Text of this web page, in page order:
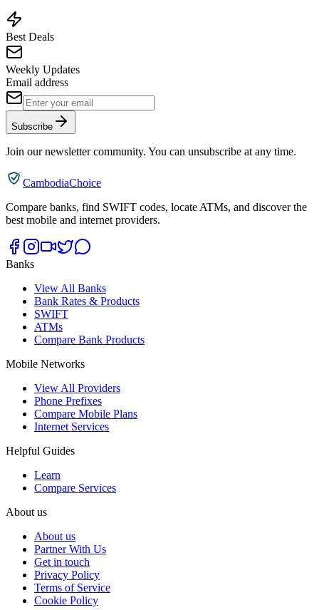
Best Deals
Weekly Updates
Email address
Subscribe
Join our newsletter community. You can unsubscribe at any time.
CambodiaChoice
Compare banks, find SWIFT codes, locate ATMs, and discover the
best mobile and internet providers.
Banks
View All Banks
Bank Rates & Products
SWIFT
ATMs
Compare Bank Products
Mobile Networks
View All Providers
Phone Prefixes
Compare Mobile Plans
Internet Services
Helpful Guides
Learn
Compare Services
About us
About us
Partner With Us
Get in touch
Privacy Policy
Terms of Service
Cookie Policy